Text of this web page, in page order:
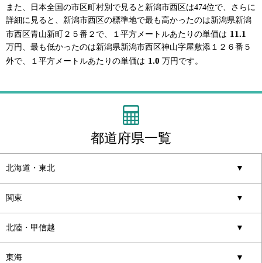
また、日本全国の市区町村別で見ると新潟市西区は474位で、さらに
詳細に見ると、新潟市西区の標準地で最も高かったのは新潟県新潟
市西区青山新町２５番２で、１平方メートルあたりの単価は 11.1
万円、最も低かったのは新潟県新潟市西区神山字屋敷添１２６番５
外で、１平方メートルあたりの単価は 1.0 万円です。
都道府県一覧
北海道・東北 ▼
関東 ▼
北陸・甲信越 ▼
東海 ▼